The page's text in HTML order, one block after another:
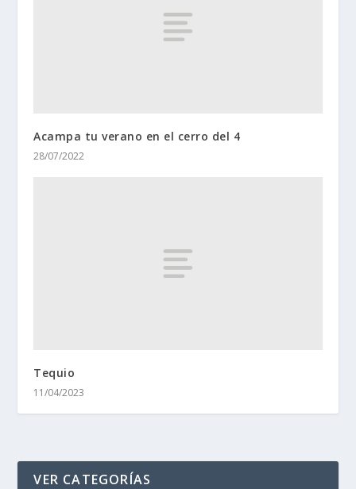
Acampa tu verano en el cerro del 4
28/07/2022
Tequio
11/04/2023
VER CATEGORÍAS